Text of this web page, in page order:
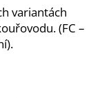
variantách
(FC –